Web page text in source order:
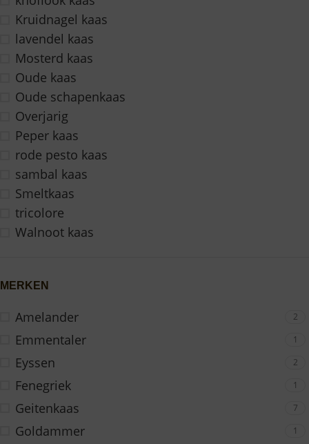
Kruidnagel kaas
lavendel kaas
Mosterd kaas
Oude kaas
Oude schapenkaas
Overjarig
Peper kaas
rode pesto kaas
sambal kaas
Smeltkaas
tricolore
Walnoot kaas
MERKEN
Amelander 2
Emmentaler 1
Eyssen 2
Fenegriek 1
Geitenkaas 7
Goldammer 1